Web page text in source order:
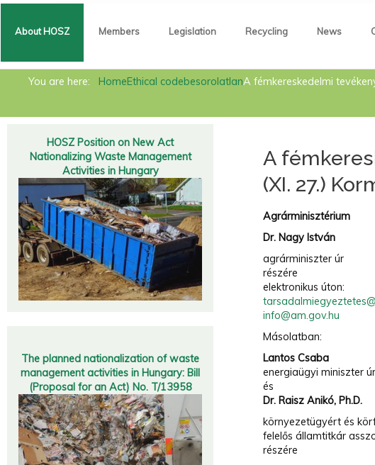
About HOSZ
Recycling
News
Contact
Metals Act
Circular economy
About HOSZ Members Legislation Recycling News
You are here: HomeEthical codebesorolatlanA fémkereskedelmi
A
(XI. 27.)
Agrárminisztérium
Dr. Nagy István
agrárminiszter úr
részére
elektronikus úton:
info@am.gov.hu
Másolatban:
Lantos Csaba
energiaügyi miniszter úr
és
Dr. Raisz Anikó, Ph.D.
környezetügyért és
felelős államtitkár
részére
HOSZ Position on New Act
Nationalizing Waste Management
Activities in Hungary
The planned nationalization of waste
management activities in Hungary: Bill
(Proposal for an Act) No. T/13958